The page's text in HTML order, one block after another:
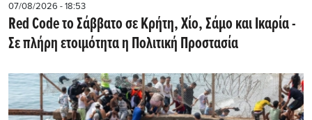
07/08/2026 - 18:53
Red Code το Σάββατο σε Κρήτη, Χίο, Σάμο και Ικαρία -
Σε πλήρη ετοιμότητα η Πολιτική Προστασία